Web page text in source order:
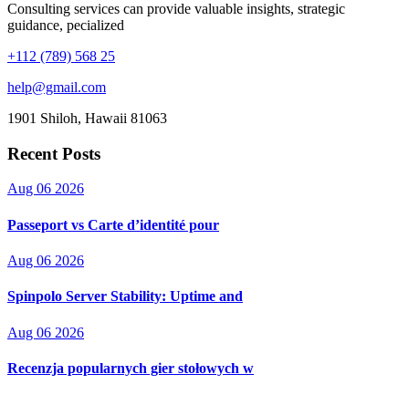
Consulting services can provide valuable insights, strategic
guidance, pecialized
+112 (789) 568 25
help@gmail.com
1901 Shiloh, Hawaii 81063
Recent Posts
Aug 06 2026
Passeport vs Carte d’identité pour
Aug 06 2026
Spinpolo Server Stability: Uptime and
Aug 06 2026
Recenzja popularnych gier stołowych w